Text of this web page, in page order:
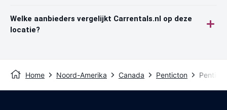
Welke aanbieders vergelijkt Carrentals.nl op deze
locatie?
Home Noord-Amerika Canada Penticton